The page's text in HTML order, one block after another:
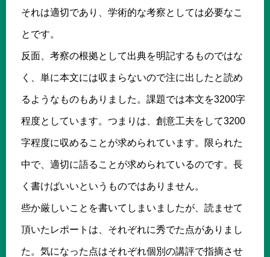
それは適切であり、学術的な考察としては必要なこ
とです。
反面、考察の根拠として出典を明記するものではな
く、単に本文には収まらないので注に出したと読め
るようなものもありました。課題では本文を3200字
程度としています。つまりは、創意工夫をして3200
字程度に収めることが求められています。限られた
中で、適切に語ることが求められているのです。長
く書けばいいというものではありません。
些か厳しいことを書いてしまいましたが、読ませて
頂いたレポートは、それぞれに秀でた点がありまし
た。気になった点はそれぞれ個別の講評で指摘させ